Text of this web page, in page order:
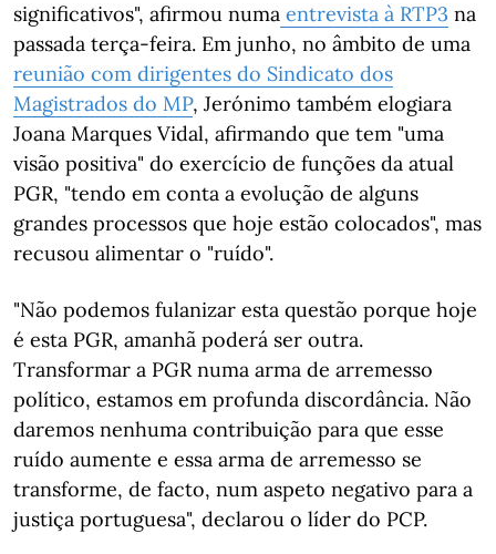
significativos", afirmou numa entrevista à RTP3 na
passada terça-feira. Em junho, no âmbito de uma
reunião com dirigentes do Sindicato dos
Magistrados do MP, Jerónimo também elogiara
Joana Marques Vidal, afirmando que tem "uma
visão positiva" do exercício de funções da atual
PGR, "tendo em conta a evolução de alguns
grandes processos que hoje estão colocados", mas
recusou alimentar o "ruído".
"Não podemos fulanizar esta questão porque hoje
é esta PGR, amanhã poderá ser outra.
Transformar a PGR numa arma de arremesso
político, estamos em profunda discordância. Não
daremos nenhuma contribuição para que esse
ruído aumente e essa arma de arremesso se
transforme, de facto, num aspeto negativo para a
justiça portuguesa", declarou o líder do PCP.